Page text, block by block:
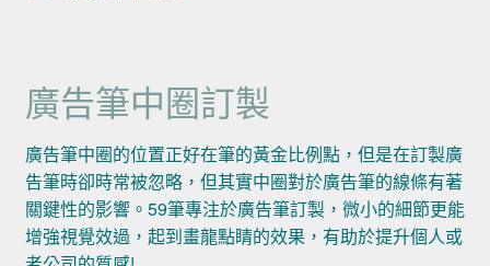
廣告筆中圈訂製
廣告筆中圈的位置正好在筆的黃金比例點，但是在訂製廣
告筆時卻時常被忽略，但其實中圈對於廣告筆的線條有著
關鍵性的影響。59筆專注於廣告筆訂製，微小的細節更能
增強視覺效過，起到畫龍點睛的效果，有助於提升個人或